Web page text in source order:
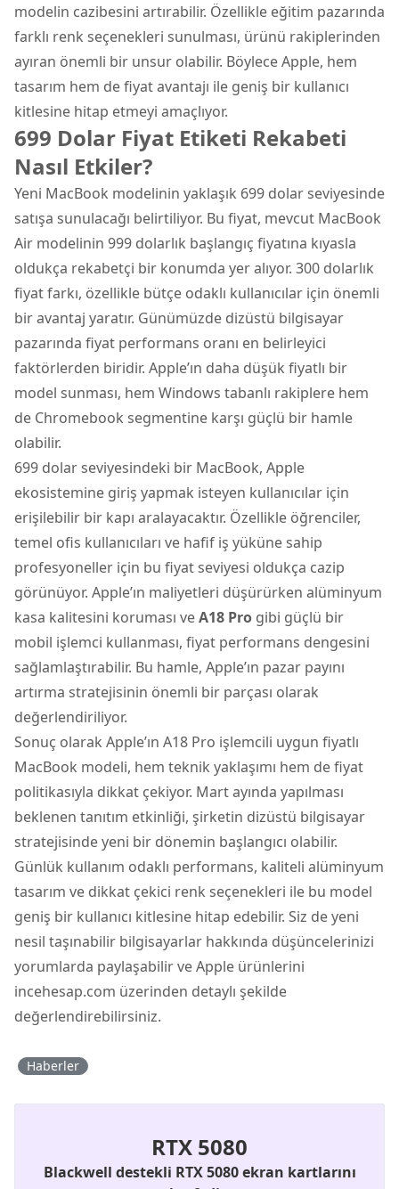
modelin cazibesini artırabilir. Özellikle eğitim pazarında
farklı renk seçenekleri sunulması, ürünü rakiplerinden
ayıran önemli bir unsur olabilir. Böylece Apple, hem
tasarım hem de fiyat avantajı ile geniş bir kullanıcı
kitlesine hitap etmeyi amaçlıyor.
699 Dolar Fiyat Etiketi Rekabeti
Nasıl Etkiler?
Yeni MacBook modelinin yaklaşık 699 dolar seviyesinde
satışa sunulacağı belirtiliyor. Bu fiyat, mevcut MacBook
Air modelinin 999 dolarlık başlangıç fiyatına kıyasla
oldukça rekabetçi bir konumda yer alıyor. 300 dolarlık
fiyat farkı, özellikle bütçe odaklı kullanıcılar için önemli
bir avantaj yaratır. Günümüzde dizüstü bilgisayar
pazarında fiyat performans oranı en belirleyici
faktörlerden biridir. Apple’ın daha düşük fiyatlı bir
model sunması, hem Windows tabanlı rakiplere hem
de Chromebook segmentine karşı güçlü bir hamle
olabilir.
699 dolar seviyesindeki bir MacBook, Apple
ekosistemine giriş yapmak isteyen kullanıcılar için
erişilebilir bir kapı aralayacaktır. Özellikle öğrenciler,
temel ofis kullanıcıları ve hafif iş yüküne sahip
profesyoneller için bu fiyat seviyesi oldukça cazip
görünüyor. Apple’ın maliyetleri düşürürken alüminyum
kasa kalitesini koruması veA18 Pro gibi güçlü bir
mobil işlemci kullanması, fiyat performans dengesini
sağlamlaştırabilir. Bu hamle, Apple’ın pazar payını
artırma stratejisinin önemli bir parçası olarak
değerlendiriliyor.
Sonuç olarak Apple’ın A18 Pro işlemcili uygun fiyatlı
MacBook modeli, hem teknik yaklaşımı hem de fiyat
politikasıyla dikkat çekiyor. Mart ayında yapılması
beklenen tanıtım etkinliği, şirketin dizüstü bilgisayar
stratejisinde yeni bir dönemin başlangıcı olabilir.
Günlük kullanım odaklı performans, kaliteli alüminyum
tasarım ve dikkat çekici renk seçenekleri ile bu model
geniş bir kullanıcı kitlesine hitap edebilir. Siz de yeni
nesil taşınabilir bilgisayarlar hakkında düşüncelerinizi
yorumlarda paylaşabilir ve Apple ürünlerini
incehesap.com üzerinden detaylı şekilde
değerlendirebilirsiniz.
Haberler
RTX 5080
Blackwell destekli RTX 5080 ekran kartlarını